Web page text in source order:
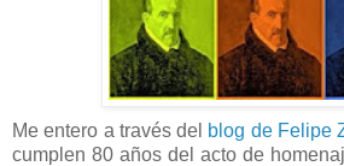
Me entero a través del blog de Felipe
cumplen 80 años del acto de